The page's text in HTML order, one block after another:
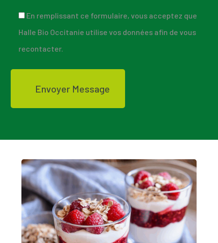
En remplissant ce formulaire, vous acceptez que
Halle Bio Occitanie utilise vos données afin de vous
recontacter.